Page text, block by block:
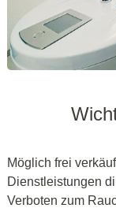
Möglich frei
Dienstleistungen
Verboten zum